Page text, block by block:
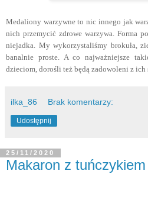
Medaliony warzywne to nic innego jak
nich przemycić zdrowe warzywa. Forma
niejadka. My wykorzystaliśmy brokuła,
banalnie proste. A co najważniejsze
dzieciom, dorośli też będą zadowoleni z ich
ilka_86 Brak komentarzy:
Udostępnij
25/11/2020
Makaron z tuńczykiem